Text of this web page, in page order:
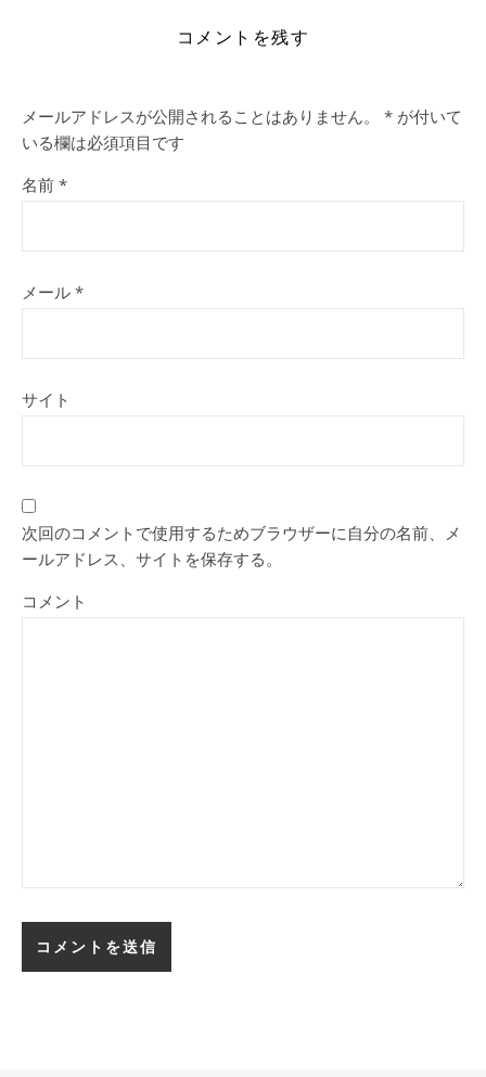
コメントを残す
メールアドレスが公開されることはありません。 * が付いて
いる欄は必須項目です
名前 *
メール *
サイト
次回のコメントで使用するためブラウザーに自分の名前、メ
ールアドレス、サイトを保存する。
コメント